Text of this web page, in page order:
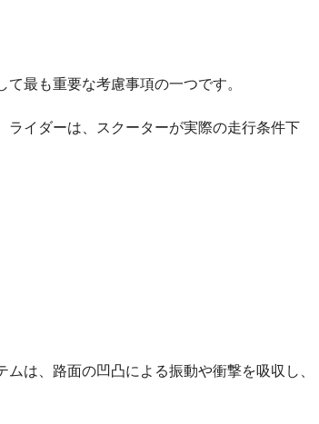
最も重要な考慮事項の一つです。
ライダーは、スクーターが実際の走行条件下
は、路面の凹凸による振動や衝撃を吸収し、